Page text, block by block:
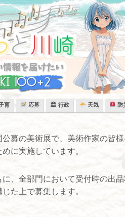
育 応募 🏛 行政 天気 防
募の美術展で、美術作家の皆
に実施しています。
、全部門において受付時の出
た上で募集します。